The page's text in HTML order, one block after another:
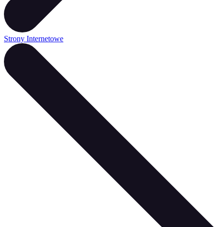
Strony Internetowe